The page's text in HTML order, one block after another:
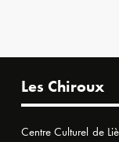
Les Chiroux
Centre Culturel de